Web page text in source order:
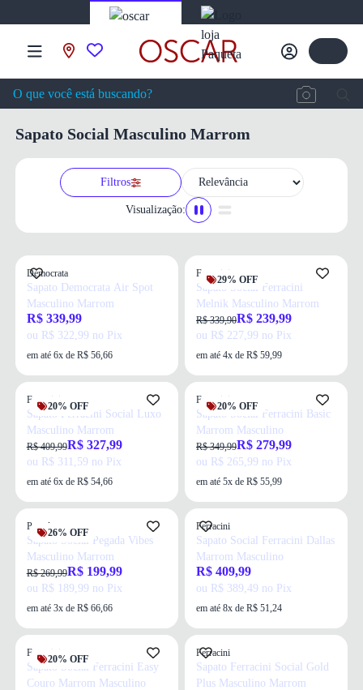
Sapato Social Masculino Marrom
Filtros
Visualização:
Democrata
Sapato Democrata Air Spot
Masculino Marrom
R$ 339,99
ou R$ 322,99 no Pix
em até 6x de R$ 56,66
29% OFF
Ferracini
Sapato Social Ferracini
Melnik Masculino Marrom
R$ 339,90R$ 239,99
ou R$ 227,99 no Pix
em até 4x de R$ 59,99
20% OFF
Ferracini
Sapato Ferracini Social Luxo
Masculino Marrom
R$ 409,99R$ 327,99
ou R$ 311,59 no Pix
em até 6x de R$ 54,66
20% OFF
Ferracini
Sapato Social Ferracini Basic
Marrom Masculino
R$ 349,99R$ 279,99
ou R$ 265,99 no Pix
em até 5x de R$ 55,99
26% OFF
Pegada
Sapato Social Pegada Vibes
Masculino Marrom
R$ 269,99R$ 199,99
ou R$ 189,99 no Pix
em até 3x de R$ 66,66
Ferracini
Sapato Social Ferracini Dallas
Marrom Masculino
R$ 409,99
ou R$ 389,49 no Pix
em até 8x de R$ 51,24
20% OFF
Ferracini
Sapato Social Ferracini Easy
Couro Marrom Masculino
Ferracini
Sapato Ferracini Social Gold
Plus Masculino Marrom